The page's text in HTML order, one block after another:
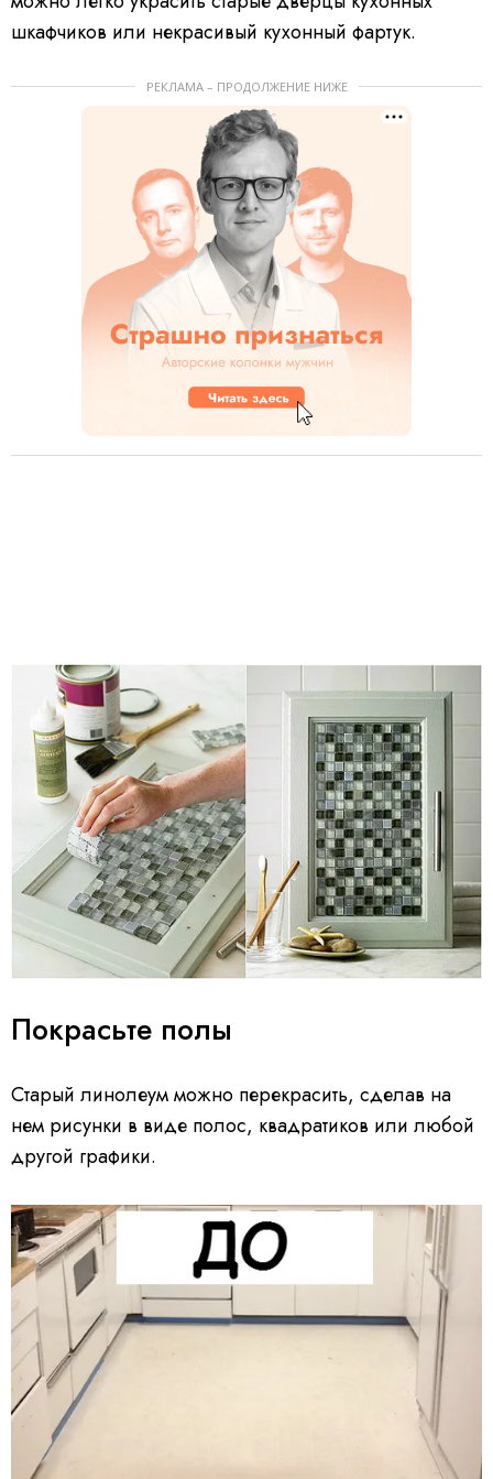
шкафчиков или некрасивый кухонный фартук.
РЕКЛАМА – ПРОДОЛЖЕНИЕ НИЖЕ
Покрасьте полы
Старый линолеум можно перекрасить, сделав на
нем рисунки в виде полос, квадратиков или любой
другой графики.